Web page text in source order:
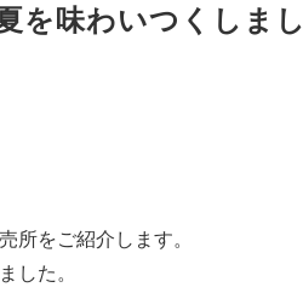
を味わいつくしまし
所をご紹介します。
した。